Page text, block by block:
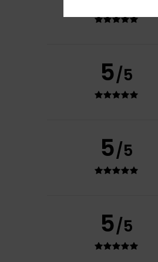
5/5
5/5
5/5